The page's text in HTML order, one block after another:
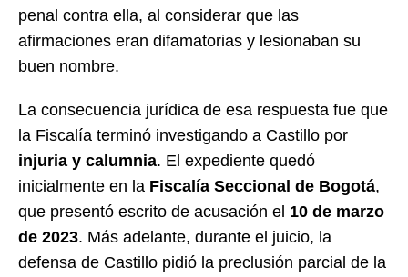
penal contra ella, al considerar que las
afirmaciones eran difamatorias y lesionaban su
buen nombre.
La consecuencia jurídica de esa respuesta fue que
la Fiscalía terminó investigando a Castillo por
injuria y calumnia. El expediente quedó
inicialmente en la Fiscalía Seccional de Bogotá,
que presentó escrito de acusación el 10 de marzo
de 2023. Más adelante, durante el juicio, la
defensa de Castillo pidió la preclusión parcial de la